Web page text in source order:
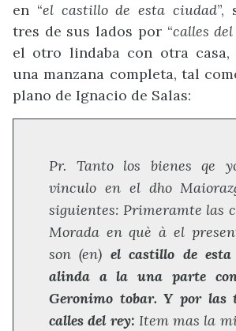
en “el castillo de esta ciudad”,
tres de sus lados por “calles
el otro lindaba con otra casa,
una manzana completa, tal
plano de Ignacio de Salas:
Pr. Tanto los bienes qe
vinculo en el dho
siguientes: Primeramte las
Morada en què à el
son (en) el castillo de esta
alinda a la una parte
Geronimo tobar. Y por las
calles del rey: Item mas la